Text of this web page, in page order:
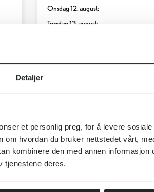
Detaljer
et personlig preg, for å levere
hvordan du bruker nettstedet vårt,
kombinere den med annen informasjon
tjenestene deres.
Onsdag 12. august:
Torsdag 13. august: